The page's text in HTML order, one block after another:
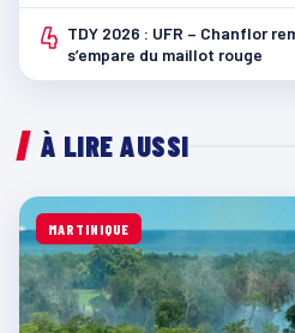
4 TDY 2026 : UFR – Chanflor
s’empare du maillot rouge
À LIRE AUSSI
MARTINIQUE